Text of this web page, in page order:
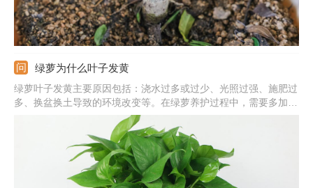
绿萝为什么叶子发黄
绿萝叶子发黄主要原因包括：浇水过多或过少、光照过强、施肥过
多、换盆换土导致的环境改变等。在绿萝养护过程中，需要多加观
察，发现叶片发黄及时找出对应原因并作出处理。